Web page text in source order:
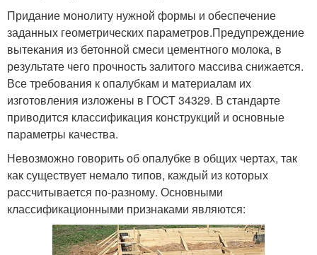
Придание монолиту нужной формы и обеспечение
заданных геометрических параметров.Предупреждение
вытекания из бетонной смеси цементного молока, в
результате чего прочность залитого массива снижается.
Все требования к опалубкам и материалам их
изготовления изложены в ГОСТ 34329. В стандарте
приводится классификация конструкций и основные
параметры качества.
Невозможно говорить об опалубке в общих чертах, так
как существует немало типов, каждый из которых
рассчитывается по-разному. Основными
классификационными признаками являются: